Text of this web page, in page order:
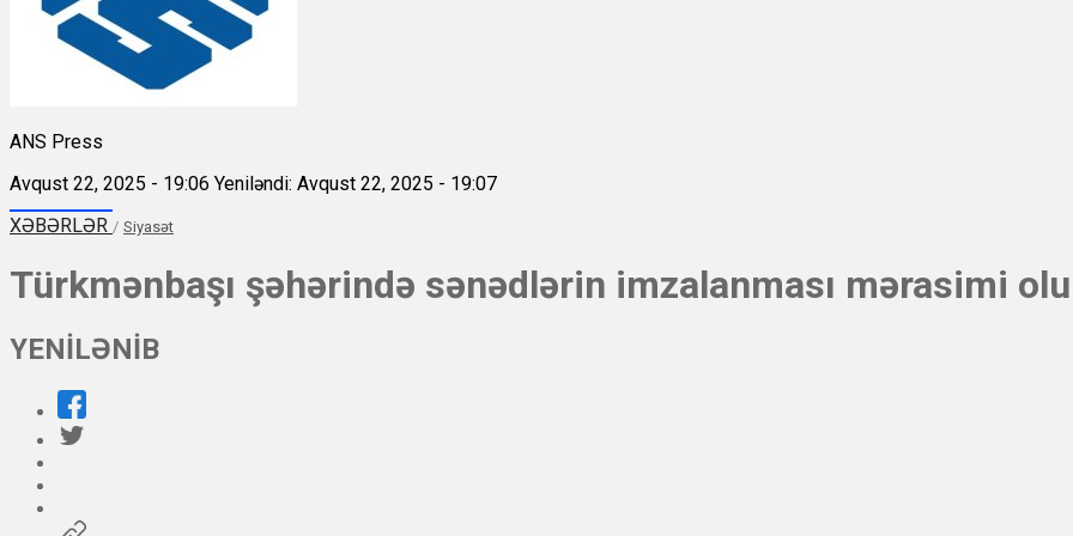
ANS Press
Avqust 22, 2025 - 19:06 Yeniləndi: Avqust 22, 2025 - 19:07
XƏBƏRLƏR / Siyasət
Türkmənbaşı şəhərində sənədlərin imzalanması mərasimi
YENİLƏNİB